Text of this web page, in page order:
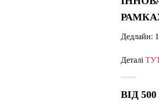
Дедлайн:
Деталі
ВІД